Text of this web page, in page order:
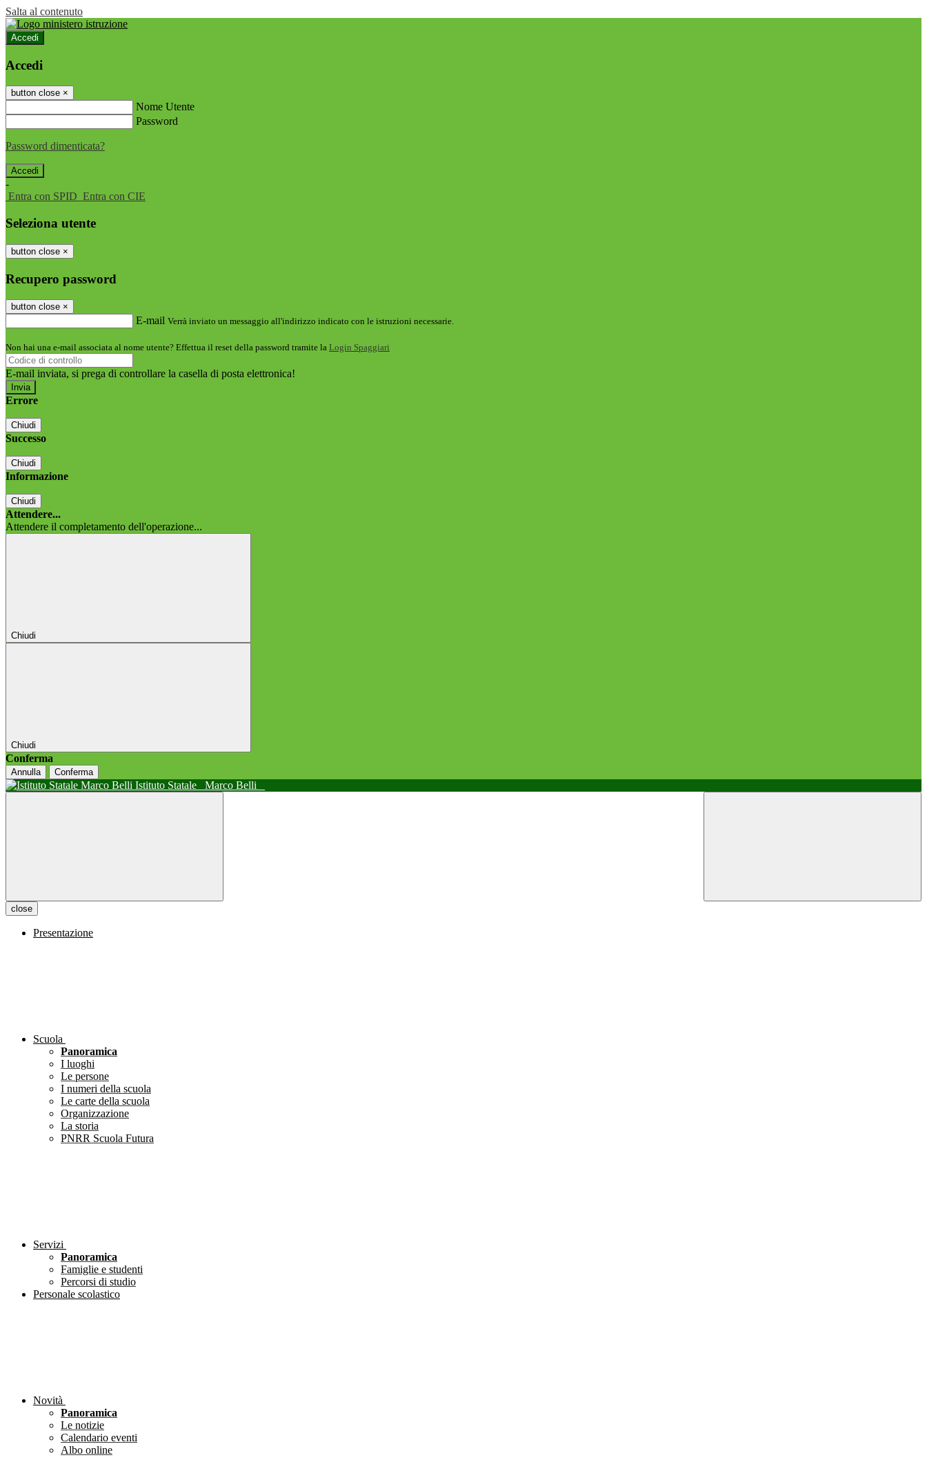
Salta al contenuto
Accedi
Accedi
button close ×
Nome Utente
Password
Password dimenticata?
-
Entra con SPID Entra con CIE
Seleziona utente
button close ×
Recupero password
button close ×
E-mail Verrà inviato un messaggio all'indirizzo indicato con le istruzioni necessarie.
Non hai una e-mail associata al nome utente? Effettua il reset della password tramite la Login Spaggiari
E-mail inviata, si prega di controllare la casella di posta elettronica!
Errore
Chiudi
Successo
Chiudi
Informazione
Chiudi
Attendere...
Attendere il completamento dell'operazione...
Chiudi
Chiudi
Conferma
Annulla Conferma
Istituto Statale Marco Belli
close
Presentazione
Scuola
Panoramica
I luoghi
Le persone
I numeri della scuola
Le carte della scuola
Organizzazione
La storia
PNRR Scuola Futura
Servizi
Panoramica
Famiglie e studenti
Percorsi di studio
Personale scolastico
Novità
Panoramica
Le notizie
Calendario eventi
Albo online